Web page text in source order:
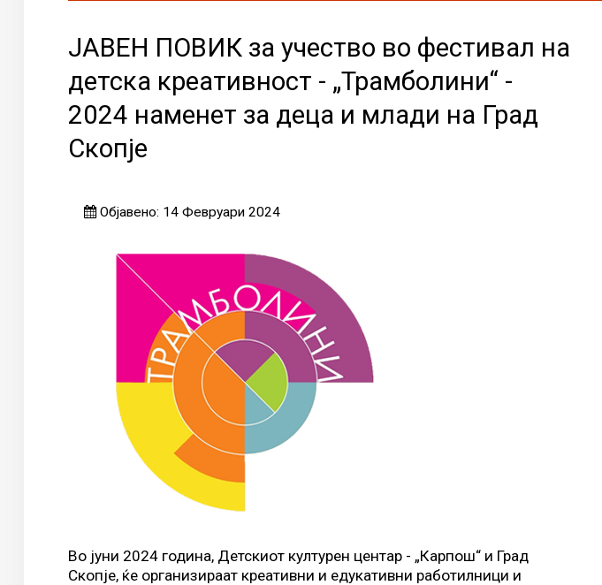
ЈАВЕН ПОВИК за учество во фестивал на
детска креативност - „Трамболини“ -
2024 наменет за деца и млади на Град
Скопје
Објавено: 14 Февруари 2024
Во јуни 2024 година, Детскиот културен центар - „Карпош“ и Град
Скопје, ќе организираат креативни и едукативни работилници и